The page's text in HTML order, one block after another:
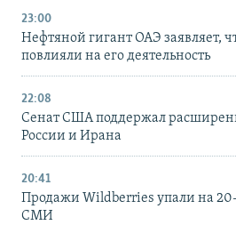
23:00
Нефтяной гигант ОАЭ заявляет,
повлияли на его деятельность
22:08
Сенат США поддержал
России и Ирана
20:41
Продажи Wildberries упали на 20-
СМИ